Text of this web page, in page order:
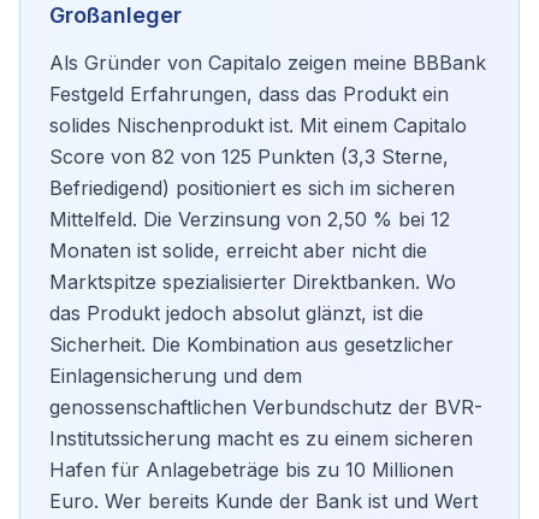
Großanleger
Als Gründer von Capitalo zeigen meine BBBank
Festgeld Erfahrungen, dass das Produkt ein
solides Nischenprodukt ist. Mit einem Capitalo
Score von 82 von 125 Punkten (3,3 Sterne,
Befriedigend) positioniert es sich im sicheren
Mittelfeld. Die Verzinsung von 2,50 % bei 12
Monaten ist solide, erreicht aber nicht die
Marktspitze spezialisierter Direktbanken. Wo
das Produkt jedoch absolut glänzt, ist die
Sicherheit. Die Kombination aus gesetzlicher
Einlagensicherung und dem
genossenschaftlichen Verbundschutz der BVR-
Institutssicherung macht es zu einem sicheren
Hafen für Anlagebeträge bis zu 10 Millionen
Euro. Wer bereits Kunde der Bank ist und Wert